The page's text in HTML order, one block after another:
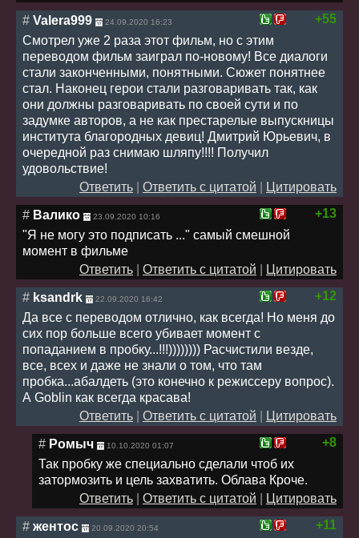
+55
# Valera999 24.09.2020 16:23
Смотрел уже 2 раза этот фильм, но с этим
переводом фильм заиграл по-новому! Все диалоги
стали законченными, понятными. Сюжет понятнее
стал. Наконец герои стали разговаривать так, как
они должны разговаривать по своей сути и по
задумке авторов, а не как престарелые выпускницы
института благородных девиц! Дмитрий Юрьевич, в
очередной раз снимаю шляпу!!!! Получил
удовольствие!
Ответить
Ответить с цитатой
Цитировать
+13
# Валико 23.09.2020 10:16
"Я не могу это подписать ..." самый смешной
момент в фильме
Ответить
Ответить с цитатой
Цитировать
+12
# ksandrk 22.09.2020 16:42
Да все с переводом отлично, как всегда! Но меня до
сих пор больше всего убивает момент с
попаданием в пробку...!!!)))))))) Расчистили везде,
все, всех и даже не знали о том, что там
пробка...абалдеть (это конечно к режиссеру вопрос).
А Goblin как всегда красава!
Ответить
Ответить с цитатой
Цитировать
+8
# Ромыч 10.10.2020 01:07
Так пробку же специально сделали чтоб их
затормозить и цель захватить. Облава Кроче.
Ответить
Ответить с цитатой
Цитировать
+11
# жентос 20.09.2020 20:54